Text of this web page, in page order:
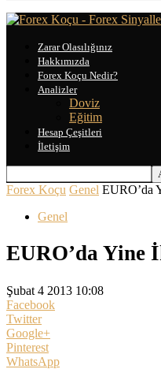
Zarar Olasılığınız
Hakkımızda
Forex Koçu Nedir?
Analizler
Doviz
Eğitim
Hesap Çeşitleri
İletişim
Forex Koçu Genel EURO’da
Genel
EURO’da Yine
Şubat 4 2013 10:08
Facebook
Twitter
Google+
Pinterest
WhatsApp